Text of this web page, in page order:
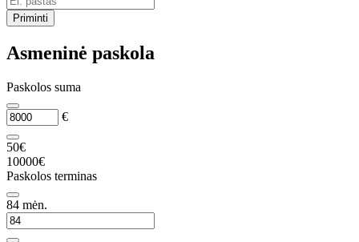
Priminti
Asmeninė paskola
Paskolos suma
€
50€
10000€
Paskolos terminas
84 mėn.